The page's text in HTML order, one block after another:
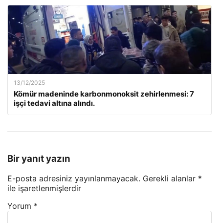
13/12/2025
Kömür madeninde karbonmonoksit zehirlenmesi: 7
işçi tedavi altına alındı.
Bir yanıt yazın
E-posta adresiniz yayınlanmayacak. Gerekli alanlar *
ile işaretlenmişlerdir
Yorum *